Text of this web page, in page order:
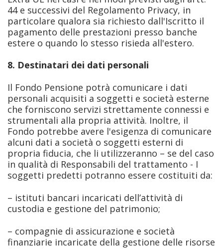
44 e successivi del Regolamento Privacy, in
particolare qualora sia richiesto dall'Iscritto il
pagamento delle prestazioni presso banche
estere o quando lo stesso risieda all'estero.
8. Destinatari dei dati personali
Il Fondo Pensione potrà comunicare i dati
personali acquisiti a soggetti e società esterne
che forniscono servizi strettamente connessi e
strumentali alla propria attività. Inoltre, il
Fondo potrebbe avere l'esigenza di comunicare
alcuni dati a società o soggetti esterni di
propria fiducia, che li utilizzeranno – se del caso
in qualità di Responsabili del trattamento - I
soggetti predetti potranno essere costituiti da:
– istituti bancari incaricati dell’attività di
custodia e gestione del patrimonio;
– compagnie di assicurazione e società
finanziarie incaricate della gestione delle risorse